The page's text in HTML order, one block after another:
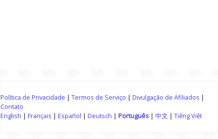
Política de Privacidade | Termos de Serviço | Divulgação de Afiliados |
Contato
English | Français | Español | Deutsch | Português | 中文 | Tiếng Việt